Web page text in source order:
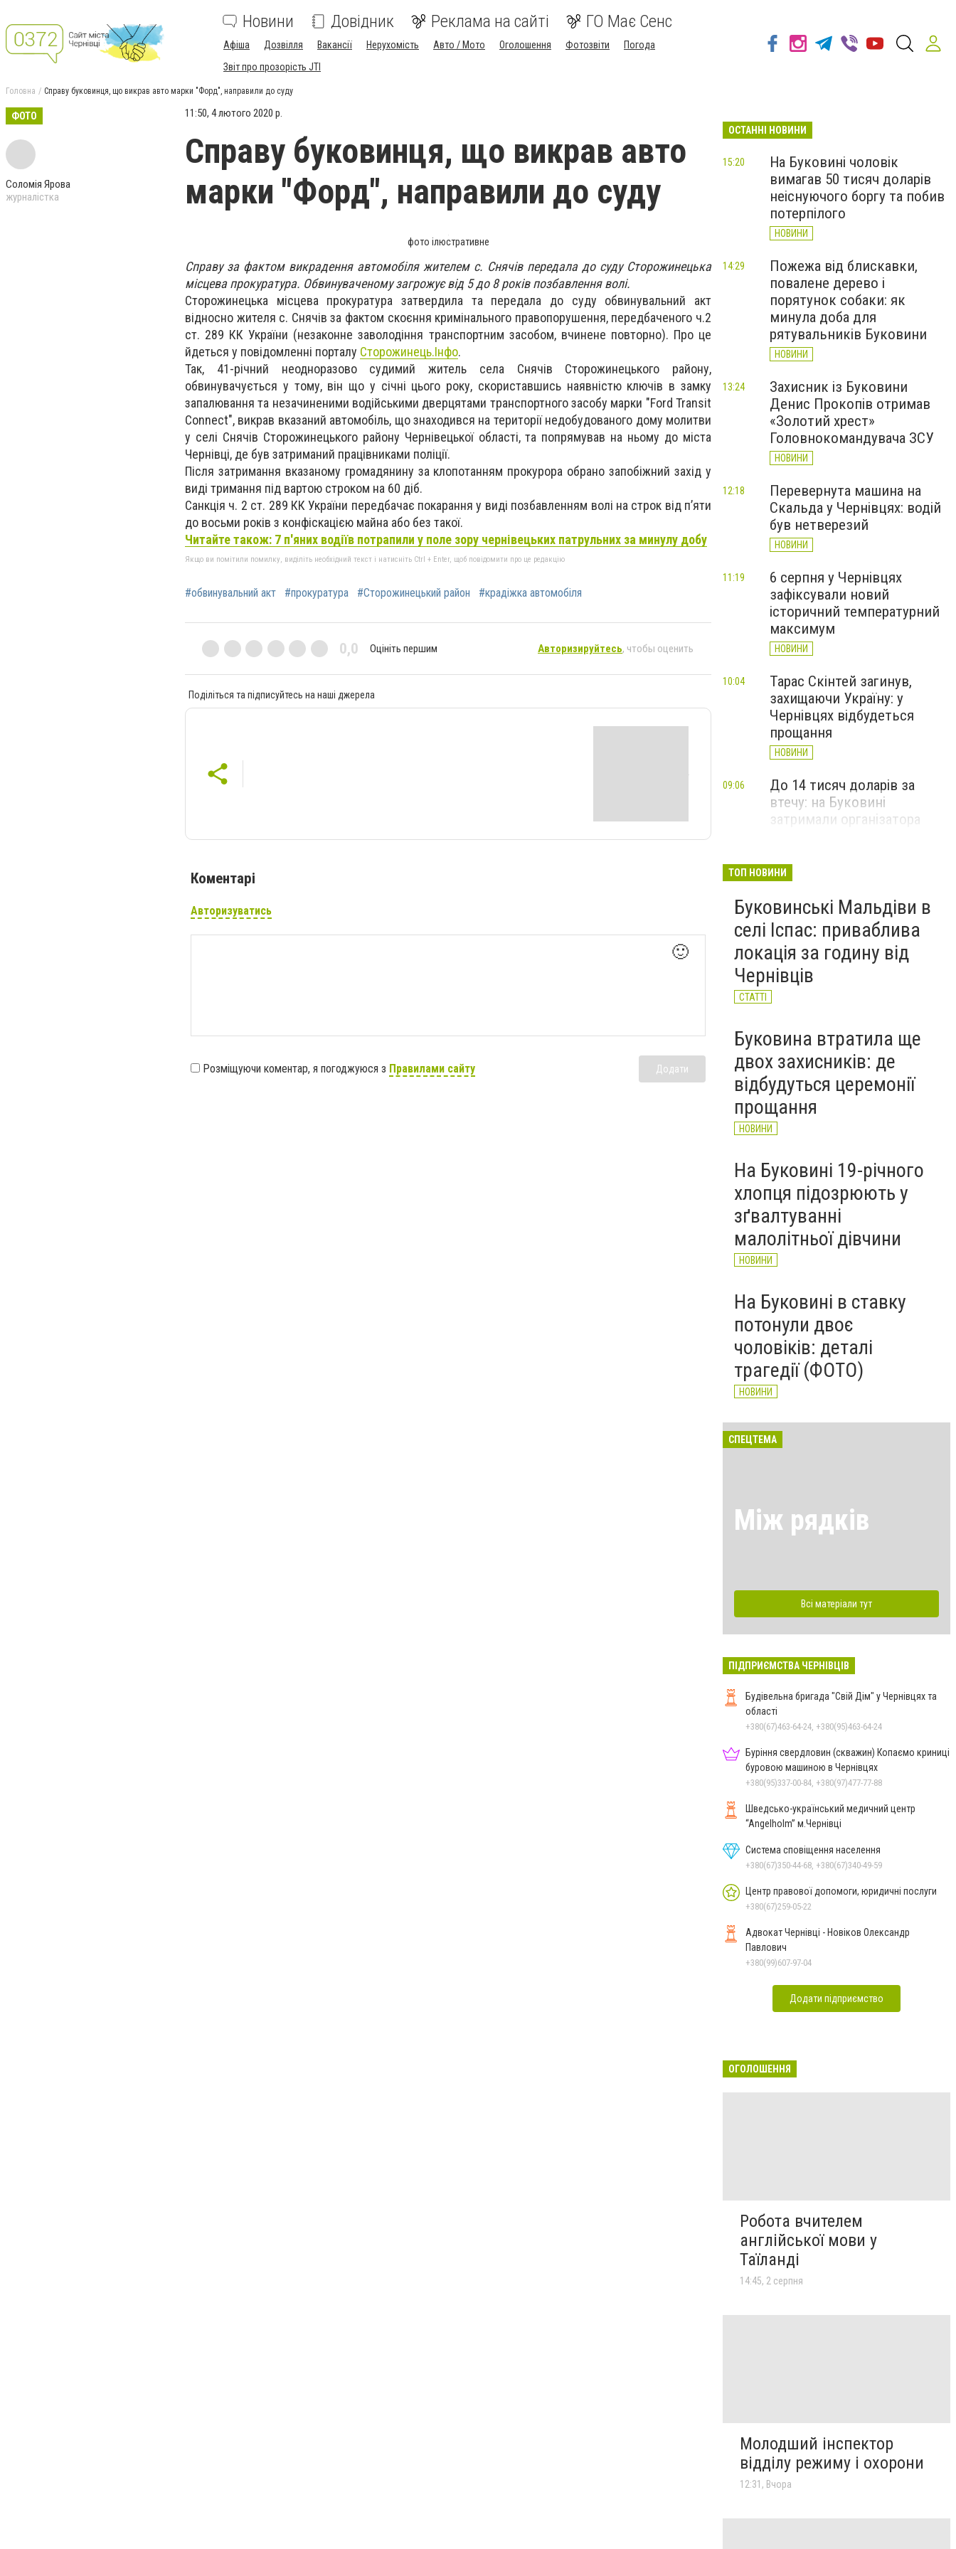
Новини Довідник Реклама на сайті ГО Має Сенс
Афіша Дозвілля Вакансії Нерухомість Авто / Мото Оголошення Фотозвіти
Погода
Звіт про прозорість JTI
Головна Справу буковинця, що викрав авто марки "Форд", направили до суду
ФОТО
Соломія Ярова
журналістка
11:50, 4 лютого 2020 р.
Справу буковинця, що викрав авто
марки "Форд", направили до суду
фото ілюстративне
Справу за фактом викрадення автомобіля жителем с. Снячів передала до суду Сторожинецька
місцева прокуратура. Обвинуваченому загрожує від 5 до 8 років позбавлення волі.
Сторожинецька місцева прокуратура затвердила та передала до суду обвинувальний акт
відносно жителя с. Снячів за фактом скоєння кримінального правопорушення, передбаченого ч.2
ст. 289 КК України (незаконне заволодіння транспортним засобом, вчинене повторно). Про це
йдеться у повідомленні порталу Сторожинець.Інфо.
Так, 41-річний неодноразово судимий житель села Снячів Сторожинецького району,
обвинувачується у тому, він що у січні цього року, скориставшись наявністю ключів в замку
запалювання та незачиненими водійськими дверцятами транспортного засобу марки "Ford Transit
Connect", викрав вказаний автомобіль, що знаходився на території недобудованого дому молитви
у селі Снячів Сторожинецького району Чернівецької області, та попрямував на ньому до міста
Чернівці, де був затриманий працівниками поліції.
Після затримання вказаному громадянину за клопотанням прокурора обрано запобіжний захід у
виді тримання під вартою строком на 60 діб.
Санкція ч. 2 ст. 289 КК України передбачає покарання у виді позбавленням волі на строк від п’яти
до восьми років з конфіскацією майна або без такої.
Читайте також: 7 п'яних водіїв потрапили у поле зору чернівецьких патрульних за минулу добу
Якщо ви помітили помилку, виділіть необхідний текст і натисніть Ctrl + Enter, щоб повідомити про це редакцію
#обвинувальний акт #прокуратура #Сторожинецький район #крадіжка автомобіля
0,0 Оцініть першим Авторизируйтесь, чтобы оценить
Поділіться та підписуйтесь на наші джерела
Коментарі
Авторизуватись
🙂
Розміщуючи коментар, я погоджуюся з Правилами сайту Додати
ОСТАННІ НОВИНИ
На Буковині чоловік
вимагав 50 тисяч доларів
неіснуючого боргу та побив
потерпілого
НОВИНИ
15:20
Пожежа від блискавки,
повалене дерево і
порятунок собаки: як
минула доба для
рятувальників Буковини
НОВИНИ
14:29
Захисник із Буковини
Денис Прокопів отримав
«Золотий хрест»
Головнокомандувача ЗСУ
НОВИНИ
13:24
Перевернута машина на
Скальда у Чернівцях: водій
був нетверезий
НОВИНИ
12:18
6 серпня у Чернівцях
зафіксували новий
історичний температурний
максимум
НОВИНИ
11:19
Тарас Скінтей загинув,
захищаючи Україну: у
Чернівцях відбудеться
прощання
НОВИНИ
10:04
До 14 тисяч доларів за
втечу: на Буковині
затримали організатора
НОВИНИ
09:06
Голову сільради на
Буковині судитимуть через
15 млн грн збитків під час
будівництва укриття для
школярів
17:22
Вчора
ТОП НОВИНИ
Буковинські Мальдіви в
селі Іспас: приваблива
локація за годину від
Чернівців
СТАТТІ
Буковина втратила ще
двох захисників: де
відбудуться церемонії
прощання
НОВИНИ
На Буковині 19-річного
хлопця підозрюють у
зґвалтуванні
малолітньої дівчини
НОВИНИ
На Буковині в ставку
потонули двоє
чоловіків: деталі
трагедії (ФОТО)
НОВИНИ
СПЕЦТЕМА
Між рядків
Всі матеріали тут
ПІДПРИЄМСТВА ЧЕРНІВЦІВ
Будівельна бригада "Свій Дім" у Чернівцях та
області
+380(67)463-64-24, +380(95)463-64-24
Буріння свердловин (скважин) Копаємо криниці
буровою машиною в Чернівцях
+380(95)337-00-84, +380(97)477-77-88
Шведсько-український медичний центр
“Angelholm” м.Чернівці
Система сповіщення населення
+380(67)350-44-68, +380(67)340-49-59
Центр правової допомоги, юридичні послуги
+380(67)259-05-22
Адвокат Чернівці - Новіков Олександр
Павлович
+380(99)607-97-04
Додати підприємство
ОГОЛОШЕННЯ
Робота вчителем
англійської мови у
Таїланді
14:45, 2 серпня
Молодший інспектор
відділу режиму і охорони
12:31, Вчора